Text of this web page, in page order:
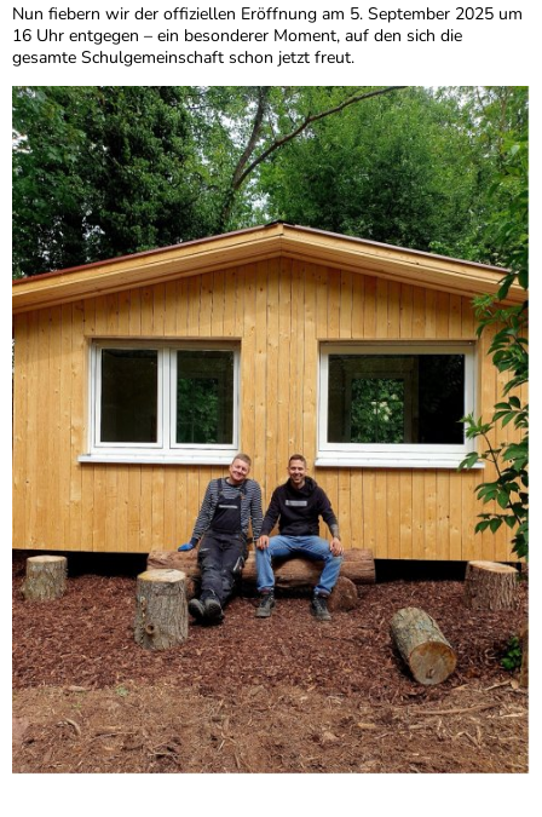
Nun fiebern wir der offiziellen Eröffnung am 5. September 2025 um
16 Uhr entgegen – ein besonderer Moment, auf den sich die
gesamte Schulgemeinschaft schon jetzt freut.